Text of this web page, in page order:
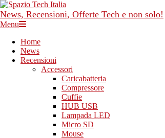
Skip
to
content
News, Recensioni, Offerte Tech e non solo!
Primary
Menu
Menu
Home
News
Recensioni
Accessori
Caricabatteria
Compressore
Cuffie
HUB USB
Lampada LED
Micro SD
Mouse